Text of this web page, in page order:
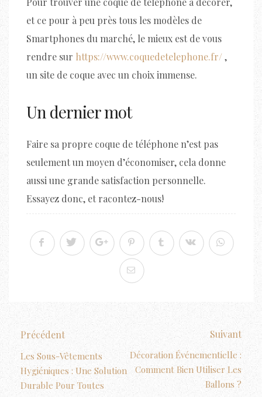
et ce pour à peu près tous les modèles de
Smartphones du marché, le mieux est de vous
rendre sur https://www.coquedetelephone.fr/,
un site de coque avec un choix immense.
Un dernier mot
Faire sa propre coque de téléphone n’est pas
seulement un moyen d’économiser, cela donne
aussi une grande satisfaction personnelle.
Essayez donc, et racontez-nous!
Précédent
Les Sous-Vêtements
Hygiéniques : Une Solution
Durable Pour Toutes
Suivant
Décoration Événementielle :
Comment Bien Utiliser Les
Ballons ?